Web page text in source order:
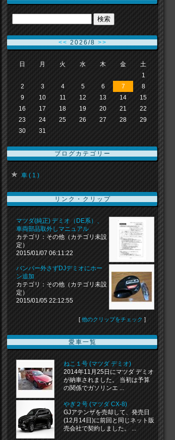
<< 2026/8 >>
日 月 火 水 木 金
土
1
2
3 4 5 6 7
8
9
10 11 12 13 14
15
16
17 18 19 20 21
22
23
24 25 26 27 28
29
30
31
ブログカテゴリー
車 ( 1 )
リンク・クリップ
マツダ(純正) デミオ（DE系）、
車両部品取外しマニュアル
カテゴリ：その他（カテゴリ未設
定）
2015/01/07 06:11:22
バンパー外さずDJデミオにホー
ン追加
カテゴリ：その他（カテゴリ未設
定）
2015/01/05 22:12:55
[ 他のクリップをチェック ]
愛車一覧
ねこ１号 (マツダ デミオ)
2014年11月25日にマツダ デミオ
が納車されました。 当初は予算
の関係でガソリンエ ...
やぎ２号 (マツダ CX-8)
GJアテンザを売却して、発売日
(12月14日)に前回と同じネット販
売会社で契約しました。 ...